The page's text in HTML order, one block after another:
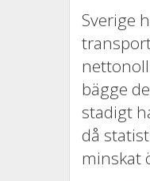
Sverige
bägge
stadigt
då
minskat